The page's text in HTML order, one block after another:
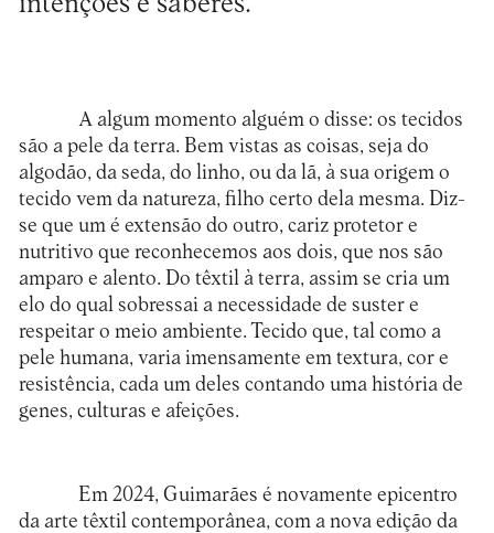
A algum momento alguém o disse: os tecidos
são a pele da terra. Bem vistas as coisas, seja do
algodão, da seda, do linho, ou da lã, à sua origem o
tecido vem da natureza, filho certo dela mesma. Diz-
se que um é extensão do outro, cariz protetor e
nutritivo que reconhecemos aos dois, que nos são
amparo e alento. Do têxtil à terra, assim se cria um
elo do qual sobressai a necessidade de suster e
respeitar o meio ambiente. Tecido que, tal como a
pele humana, varia imensamente em textura, cor e
resistência, cada um deles contando uma história de
genes, culturas e afeições.
Em 2024, Guimarães é novamente epicentro
da arte têxtil contemporânea, com a nova edição da